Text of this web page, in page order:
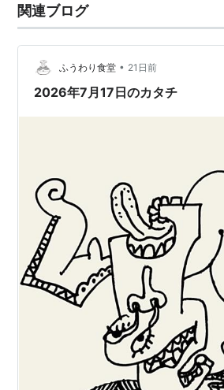
関連ブログ
ふうわり食堂 • 21日前
2026年7月17日のカタチ